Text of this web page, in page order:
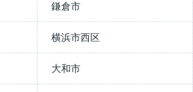
鎌倉市
横浜市西区
大和市